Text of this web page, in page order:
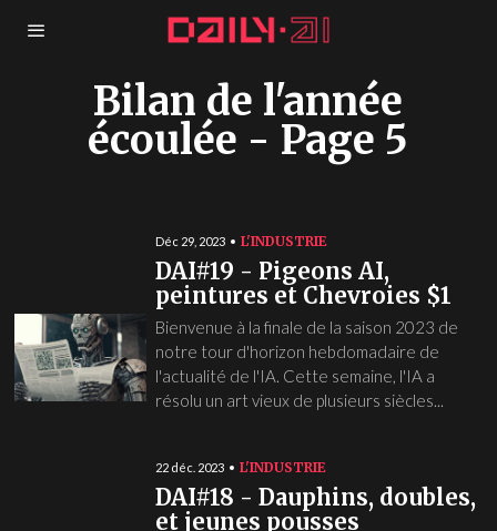
Bilan de l'année
écoulée - Page 5
Déc 29, 2023 L'INDUSTRIE
DAI#19 - Pigeons AI,
peintures et Chevroies $1
Bienvenue à la finale de la saison 2023 de
notre tour d'horizon hebdomadaire de
l'actualité de l'IA. Cette semaine, l'IA a
résolu un art vieux de plusieurs siècles...
22 déc. 2023 L'INDUSTRIE
DAI#18 - Dauphins, doubles,
et jeunes pousses